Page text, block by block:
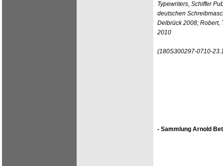
Typewriters, Schiffer
deutschen
Delbrück 2008; Robert,
2010
(180S300297-0710-
- Sammlung Arnold